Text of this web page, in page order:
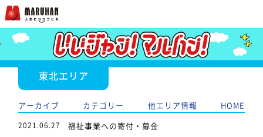
東北エリア
アーカイブ カテゴリー 他エリア情報 HOME
2021.06.27 福祉事業への寄付・募金